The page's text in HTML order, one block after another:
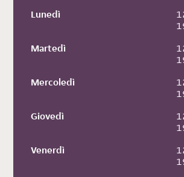
Lunedì
Martedì
Mercoledì
Giovedì
Venerdì